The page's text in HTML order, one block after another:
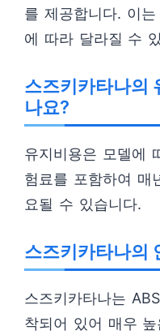
를 제공합니다. 이
에 따라 달라질 수
스즈키카타나의
나요?
유지비용은 모델에
험료를 포함하여 매
요될 수 있습니다.
스즈키카타나의
스즈키카타나는
착되어 있어 매우